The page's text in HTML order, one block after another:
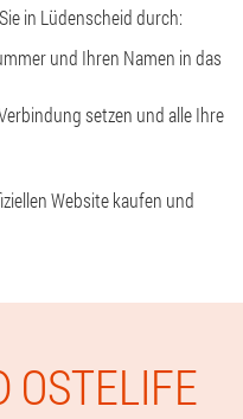
in Lüdenscheid durch:
und Ihren Namen in das
setzen und alle Ihre
Website kaufen und
OSTELIFE